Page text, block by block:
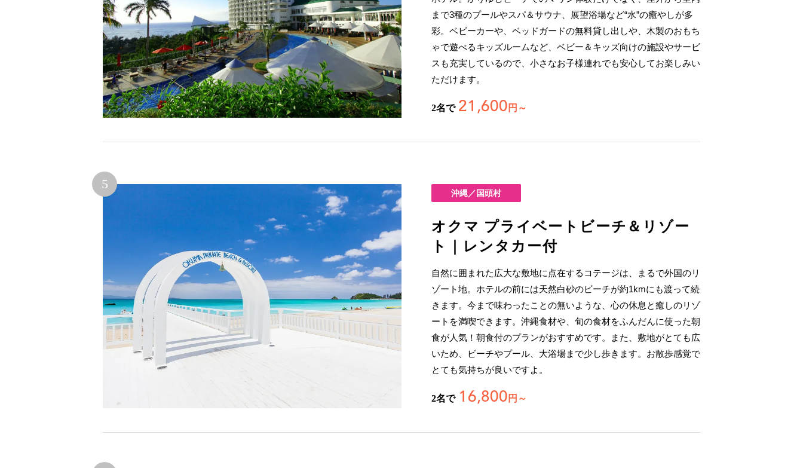
まで3種のプールやスパ＆サウナ、展望浴場など“水”の癒やしが多
彩。ベビーカーや、ベッドガードの無料貸し出しや、木製のおもち
ゃで遊べるキッズルームなど、ベビー＆キッズ向けの施設やサービ
スも充実しているので、小さなお子様連れでも安心してお楽しみい
ただけます。
2名で 21,600 円～
沖縄／国頭村
オクマ プライベートビーチ＆リゾー
ト｜レンタカー付
自然に囲まれた広大な敷地に点在するコテージは、まるで外国のリ
ゾート地。ホテルの前には天然白砂のビーチが約1kmにも渡って続
きます。今まで味わったことの無いような、心の休息と癒しのリゾ
ートを満喫できます。沖縄食材や、旬の食材をふんだんに使った朝
食が人気！朝食付のプランがおすすめです。また、敷地がとても広
いため、ビーチやプール、大浴場まで少し歩きます。お散歩感覚で
とても気持ちが良いですよ。
2名で 16,800 円～